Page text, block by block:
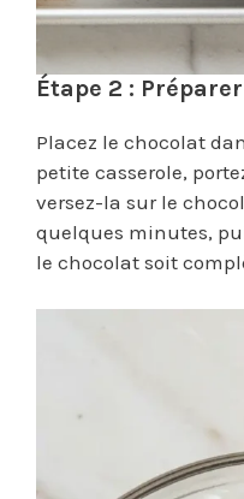
Étape 2 :
Placez le chocolat
petite casserole,
versez-la sur le
quelques minutes,
le chocolat soit